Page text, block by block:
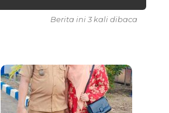
Berita ini 3 kali dibaca